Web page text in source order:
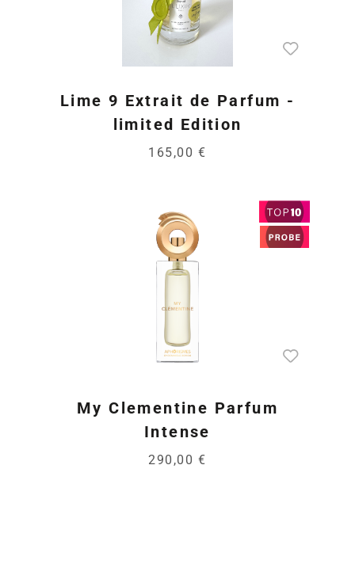
Lime 9 Extrait de Parfum -
limited Edition
165,00 €
My Clementine Parfum
Intense
290,00 €